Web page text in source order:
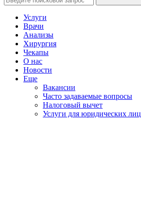
Услуги
Врачи
Анализы
Хирургия
Чекапы
О нас
Новости
Еще
Вакансии
Часто задаваемые вопросы
Налоговый вычет
Услуги для юридических лиц